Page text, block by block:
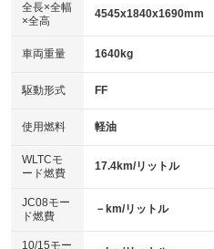
パワーウィンドウ
アイドリングストップ
：装備あり
USB入力端子
：装備あり
100V電源
：装備なし
センターデフロック
：装備なし
電動格納ミラー
：装備あり
：装備あり
革シート
キーレス
HID(キセノンライト)
：装備なし
バックカメラ
：装備あり
エアロ
：装備なし
：装備なし
パワーシート
全長×全幅
×全高
4545x1840x1690mm
車両重量 1640kg
駆動形式 FF
使用燃料 軽油
WLTCモ
ード燃費
17.4km/リットル
JC08モー
ド燃費
－km/リットル
10/15モー